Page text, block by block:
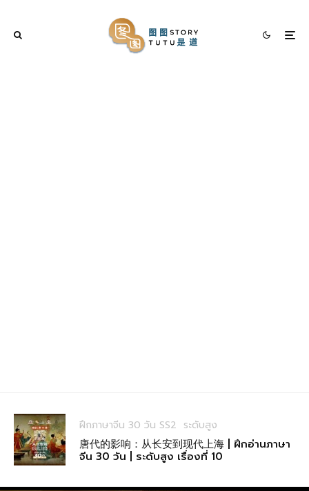
ฝึกภาษาจีน 30 วัน SS2 ระดับสูง
唐代的影响：从长安到现代上海 | ฝึกอ่านภาษา
จีน 30 วัน | ระดับสูง เรื่องที่ 10